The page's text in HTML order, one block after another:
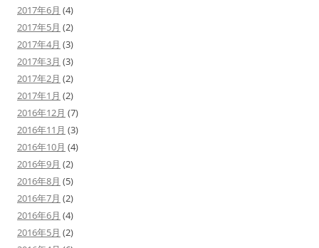
2017年6月 (4)
2017年5月 (2)
2017年4月 (3)
2017年3月 (3)
2017年2月 (2)
2017年1月 (2)
2016年12月 (7)
2016年11月 (3)
2016年10月 (4)
2016年9月 (2)
2016年8月 (5)
2016年7月 (2)
2016年6月 (4)
2016年5月 (2)